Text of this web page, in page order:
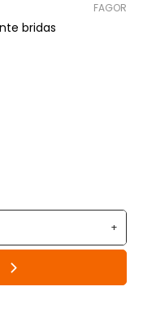
FAGOR
bridas
+